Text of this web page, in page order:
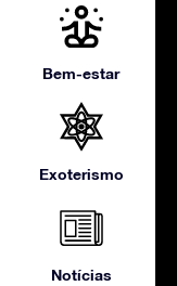
Bem-estar
Exoterismo
Notícias